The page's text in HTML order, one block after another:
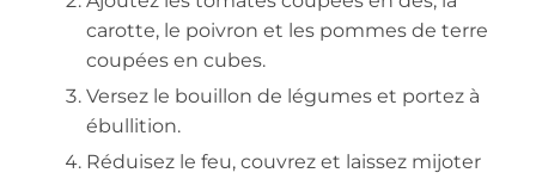
carotte, le poivron et les pommes de terre
coupées en cubes.
Versez le bouillon de légumes et portez à
ébullition.
Réduisez le feu, couvrez et laissez mijoter